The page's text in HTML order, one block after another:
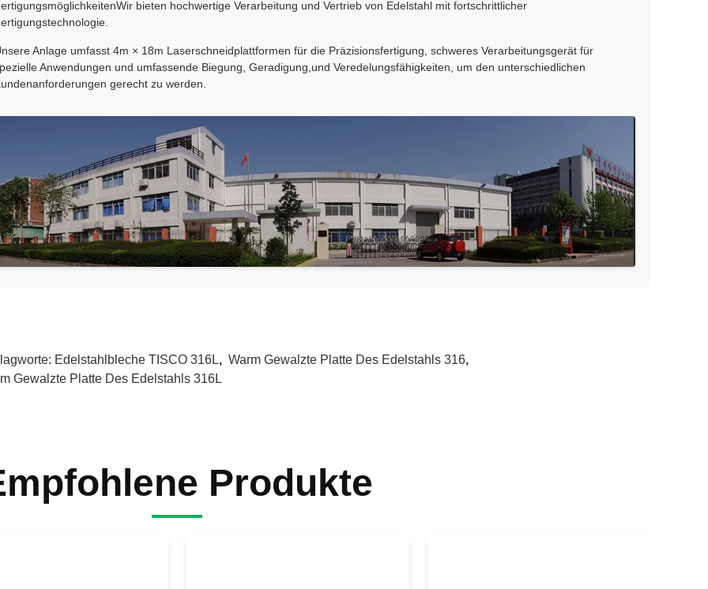
bieten hochwertige Verarbeitung und Vertrieb von Edelstahl mit fortschrittlicher
Anlage umfasst 4m × 18m Laserschneidplattformen für die Präzisionsfertigung, schweres Verarbeitungsgerät für
Anwendungen und umfassende Biegung, Geradigung,und Veredelungsfähigkeiten, um den unterschiedlichen
gerecht zu werden.
Edelstahlbleche TISCO 316L, Warm Gewalzte Platte Des Edelstahls 316,
Gewalzte Platte Des Edelstahls 316L
Produkte